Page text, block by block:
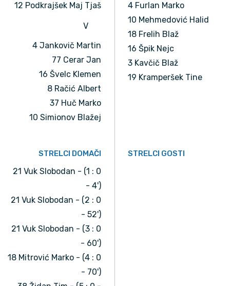
12 Podkrajšek Maj Tjaš
V
4 Jankovič Martin
77 Cerar Jan
16 Švelc Klemen
8 Račić Albert
37 Huč Marko
10 Simionov Blažej
4 Furlan Marko
10 Mehmedović Halid
18 Frelih Blaž
16 Špik Nejc
3 Kavčič Blaž
19 Kramperšek Tine
STRELCI DOMAČI
21 Vuk Slobodan - (1 : 0
- 4')
21 Vuk Slobodan - (2 : 0
- 52')
21 Vuk Slobodan - (3 : 0
- 60')
18 Mitrović Marko - (4 : 0
- 70')
STRELCI GOSTI